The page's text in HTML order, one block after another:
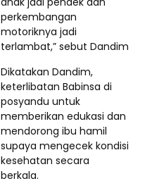
perkembangan
motoriknya jadi
terlambat,” sebut Dandim
Dikatakan Dandim,
keterlibatan Babinsa di
posyandu untuk
memberikan edukasi dan
mendorong ibu hamil
supaya mengecek kondisi
kesehatan secara
berkala.